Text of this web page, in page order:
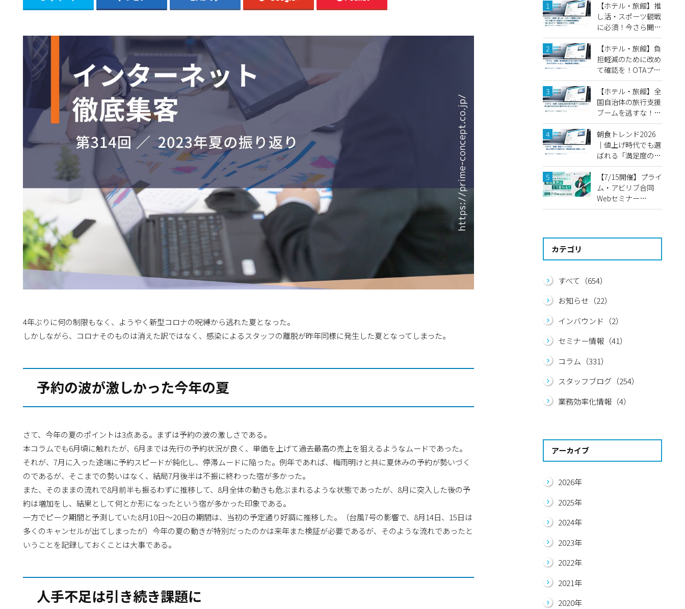
4年ぶりに何の制限もなく、ようやく新型コロナの呪縛から逃れた夏となった。
しかしながら、コロナそのものは消えた訳ではなく、感染によるスタッフの離脱が昨年同様に発生した夏となってしまった。
予約の波が激しかった今年の夏
さて、今年の夏のポイントは3点ある。まずは予約の波の激しさである。
本コラムでも6月頃に触れたが、6月までは先行の予約状況が良く、単価を上げて過去最高の売上を狙えるようなムードであった。
それが、7月に入った途端に予約スピードが鈍化し、停滞ムードに陥った。例年であれば、梅雨明けと共に夏休みの予約が勢いづく
のであるが、そこまでの勢いはなく、結局7月後半は不振に終わった宿が多かった。
また、そのままの流れで8月前半も振るわずに推移して、8月全体の動きも危ぶまれるような状態であったが、8月に突入した後の予
約は増加をし、結果として何とか形になったという宿が多かった印象である。
一方でピーク期間と予測していた8月10日～20日の期間は、当初の予定通り好調に推移した。（台風7号の影響で、8月14日、15日は
多くのキャンセルが出てしまったが）今年の夏の動きが特別だったのかは来年また検証が必要であるが、そのような流れであったと
いうことを記録しておくことは大事である。
人手不足は引き続き課題に
【ホテル・旅館】推
し活・スポーツ観戦
に必須！今さら聞け
ない客室テレビの動
画視聴機能と推し活
ステイ「鑑賞会プラ
ン」の事例
【ホテル・旅館】負
担軽減のために改め
て確認を！OTAプロ
モーション・販促設
定の見直し
【ホテル・旅館】全
国自治体の旅行支援
ブームを逃すな！売
上最大化のために宿
がやるべきことと
は？
朝食トレンド2026
｜値上げ時代でも選
ばれる「満足度の高
い朝食」とは
【7/15開催】プライ
ム・アビリブ合同
Webセミナー
2026 2026年度上
予約導線変化
カテゴリ
すべて（654）
お知らせ（22）
インバウンド（2）
セミナー情報（41）
コラム（331）
スタッフブログ（254）
業務効率化情報（4）
アーカイブ
2026年
2025年
2024年
2023年
2022年
2021年
2020年